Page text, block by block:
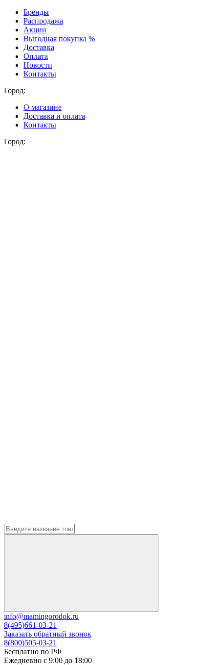
Бренды
Распродажа
Акции
Выгодная покупка %
Доставка
Оплата
Новости
Контакты
Город:
О магазине
Доставка и оплата
Контакты
Город:
info@mamingorodok.ru
8(495)661-03-21
Заказать обратный звонок
8(800)505-03-21
Бесплатно по РФ
Ежедневно с 9:00 до 18:00